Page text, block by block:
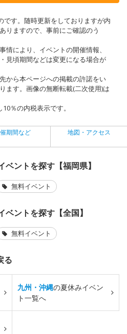
す。随時更新をしておりますが内
りますので、事前にご確認のう
により、イベントの開催情報、
見頃期間などは変更になる場合が
から本ページへの掲載の許諾をい
ます。画像の無断転載(二次使用)は
％の内税表示です。
期間など 地図・アクセス
ントを探す【福岡県】
無料イベント
ントを探す【全国】
無料イベント
る
九州・沖縄の夏休みイベン
ト一覧へ